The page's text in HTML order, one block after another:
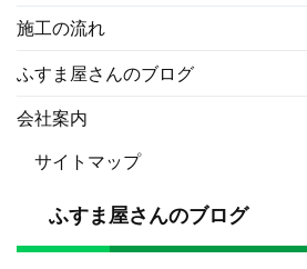
施工の流れ
ふすま屋さんのブログ
会社案内
サイトマップ
ふすま屋さんのブログ